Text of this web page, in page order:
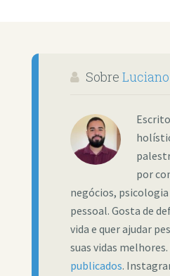
Sobre
por
negócios,
pessoal. Gosta de
vida e quer ajudar
suas vidas melhores.
publicados.